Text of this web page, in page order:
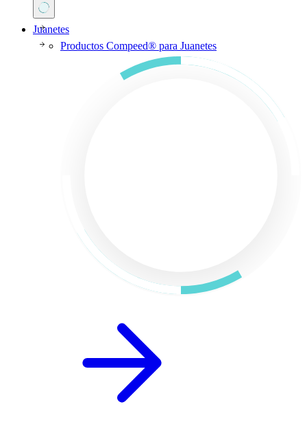
Juanetes
Productos Compeed® para Juanetes